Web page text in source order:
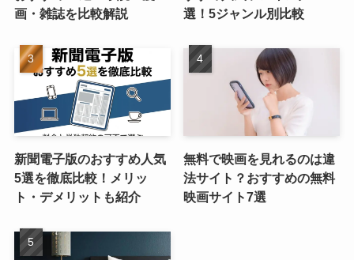
画・雑誌を比較解説
選！5ジャンル別比較
新聞電子版のおすすめ人気
5選を徹底比較！メリッ
ト・デメリットも紹介
無料で映画を見れるのは違
法サイト？おすすめの無料
映画サイト7選